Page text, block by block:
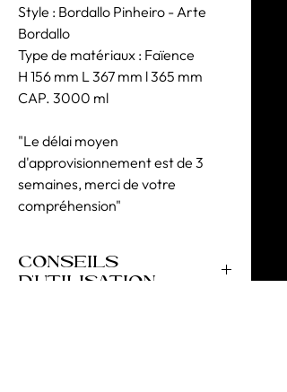
Style : Bordallo Pinheiro - Arte
Bordallo
Type de matériaux : Faïence
H 156 mm L 367 mm l 365 mm
CAP. 3000 ml
"Le délai moyen
d'approvisionnement est de 3
semaines, merci de votre
compréhension"
CONSEILS
D'UTILISATION